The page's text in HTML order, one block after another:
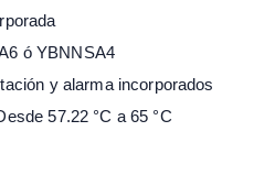
ó YBNNSA4
y alarma incorporados
57.22 °C a 65 °C